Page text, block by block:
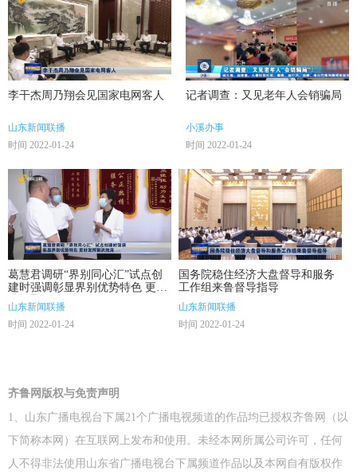
李干杰周乃翔会见国家电网客人
山东新闻联播
时间 2022-01-24
记者调查：又见老年人会销骗局
小溪办事
时间 2022-01-24
葛慧君调研“界别同心汇”试点创
建时强调彰显界别优势特色 更好
发挥聚识效用
山东新闻联播
时间 2022-01-24
国务院稳住经济大盘督导和服务
工作组来鲁督导指导
山东新闻联播
时间 2022-01-24
齐鲁网版权与免责声明
1、山东广播电视台下属21个广播电视频道的作品均已授权齐鲁网（以
下简称本网）在互联网上发布和使用。未经本网所属公司许可，任何
人不得非法使用山东省广播电视台下属频道作品以及本网自有版权作